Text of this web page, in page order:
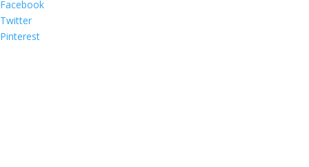
Facebook
Twitter
Pinterest